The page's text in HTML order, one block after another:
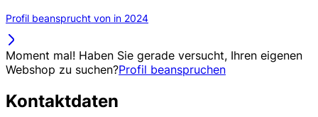
Profil beansprucht von in 2024
Moment mal! Haben Sie gerade versucht, Ihren eigenen
Webshop zu suchen?Profil beanspruchen
Kontaktdaten